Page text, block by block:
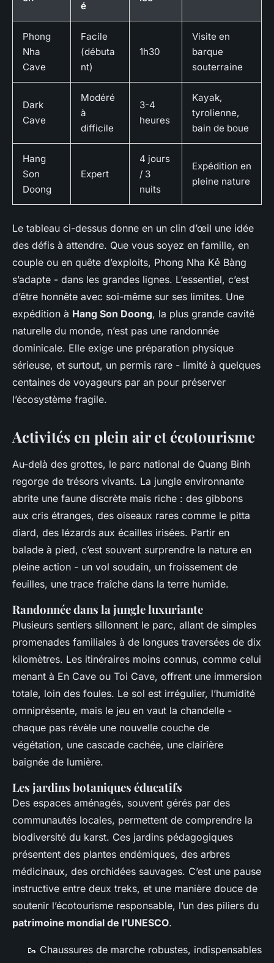
é
Phong
Nha
Cave
Facile
(débuta
nt)
1h30
Visite en
barque
souterraine
Dark
Cave
Modéré
à
difficile
3-4
heures
Kayak,
tyrolienne,
bain de boue
Hang
Son
Doong
Expert
4 jours
/ 3
nuits
Expédition en
pleine nature
Le tableau ci-dessus donne en un clin d’œil une idée
des défis à attendre. Que vous soyez en famille, en
couple ou en quête d’exploits, Phong Nha Kẻ Bàng
s’adapte - dans les grandes lignes. L’essentiel, c’est
d’être honnête avec soi-même sur ses limites. Une
expédition à Hang Son Doong, la plus grande cavité
naturelle du monde, n’est pas une randonnée
dominicale. Elle exige une préparation physique
sérieuse, et surtout, un permis rare - limité à quelques
centaines de voyageurs par an pour préserver
l’écosystème fragile.
Activités en plein air et écotourisme
Au-delà des grottes, le parc national de Quang Binh
regorge de trésors vivants. La jungle environnante
abrite une faune discrète mais riche : des gibbons
aux cris étranges, des oiseaux rares comme le pitta
diard, des lézards aux écailles irisées. Partir en
balade à pied, c’est souvent surprendre la nature en
pleine action - un vol soudain, un froissement de
feuilles, une trace fraîche dans la terre humide.
Randonnée dans la jungle luxuriante
Plusieurs sentiers sillonnent le parc, allant de simples
promenades familiales à de longues traversées de dix
kilomètres. Les itinéraires moins connus, comme celui
menant à En Cave ou Toi Cave, offrent une immersion
totale, loin des foules. Le sol est irrégulier, l’humidité
omniprésente, mais le jeu en vaut la chandelle -
chaque pas révèle une nouvelle couche de
végétation, une cascade cachée, une clairière
baignée de lumière.
Les jardins botaniques éducatifs
Des espaces aménagés, souvent gérés par des
communautés locales, permettent de comprendre la
biodiversité du karst. Ces jardins pédagogiques
présentent des plantes endémiques, des arbres
médicinaux, des orchidées sauvages. C’est une pause
instructive entre deux treks, et une manière douce de
soutenir l’écotourisme responsable, l’un des piliers du
patrimoine mondial de l'UNESCO.
🥾 Chaussures de marche robustes, indispensables